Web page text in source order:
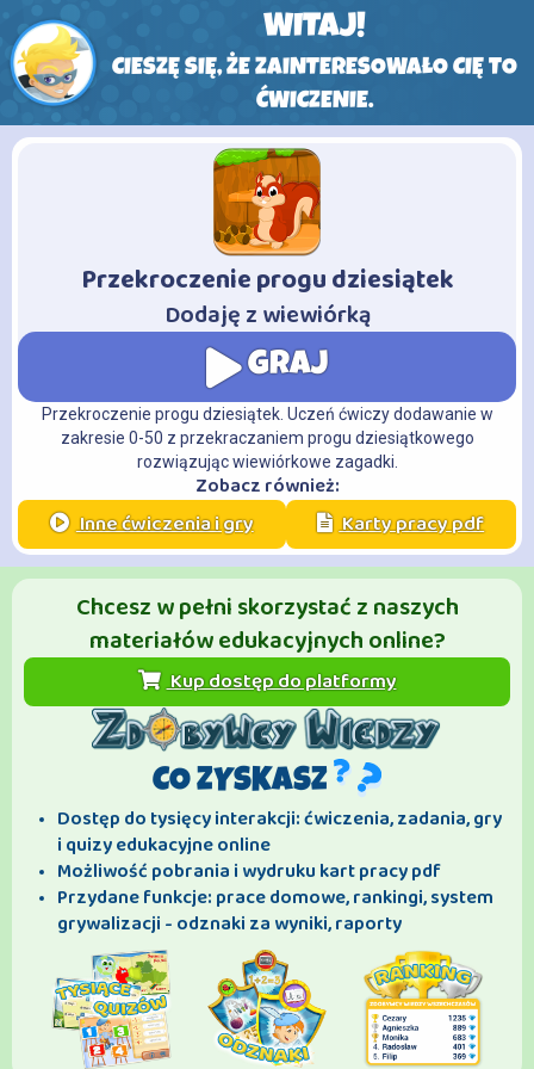
WITAJ!
CIESZĘ SIĘ, ŻE ZAINTERESOWAŁO CIĘ TO
ĆWICZENIE.
Przekroczenie progu dziesiątek
- Dodaję z wiewiórką
GRAJ
Przekroczenie progu dziesiątek. Uczeń ćwiczy dodawanie w
zakresie 0-50 z przekraczaniem progu dziesiątkowego
rozwiązując wiewiórkowe zagadki.
Zobacz również:
Inne ćwiczenia i gry Karty pracy pdf
Chcesz w pełni skorzystać z naszych
materiałów edukacyjnych online?
Kup dostęp do platformy
CO ZYSKASZ
Dostęp do tysięcy interakcji: ćwiczenia, zadania, gry
i quizy edukacyjne online
Możliwość pobrania i wydruku kart pracy pdf
Przydane funkcje: prace domowe, rankingi, system
grywalizacji - odznaki za wyniki, raporty